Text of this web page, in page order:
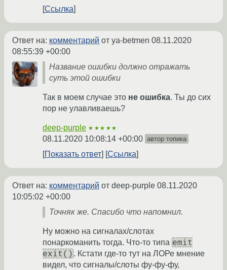
Ссылка
Ответ на: комментарий от ya-betmen 08.11.2020
08:55:39 +00:00
Название ошибки должно отражать
суть этой ошибки
Так в моем случае это не ошибка. Ты до сих
пор не улавливаешь?
deep-purple ★★★★★
08.11.2020 10:08:14 +00:00 автор топика
Показать ответ Ссылка
Ответ на: комментарий от deep-purple 08.11.2020
10:05:02 +00:00
Точняк же. Спасибо что напомнил.
Ну можно на сигналах/слотах
понаркоманить тогда. Что-то типа emit
exit() . Кстати где-то тут на ЛОРе мнение
видел, что сигналы/слоты фу-фу-фу,